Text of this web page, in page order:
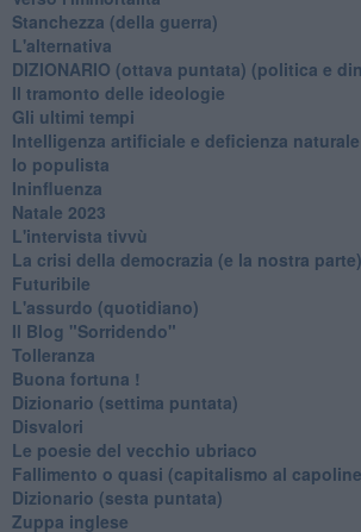
Stanchezza (della guerra)
L'alternativa
​DIZIONARIO (ottava puntata) (politica e
Il tramonto delle ideologie
Gli ultimi tempi
Intelligenza artificiale e deficienza naturale
Io populista
Ininfluenza
Natale 2023
L'intervista tivvù
La crisi della democrazia (e la nostra parte)
Futuribile
L'assurdo (quotidiano)
Il Blog "Sorridendo"
Tolleranza
Buona fortuna !
​Dizionario (settima puntata)
Disvalori
Le poesie del vecchio ubriaco
Fallimento o quasi (capitalismo al
Dizionario (sesta puntata)
Zuppa inglese